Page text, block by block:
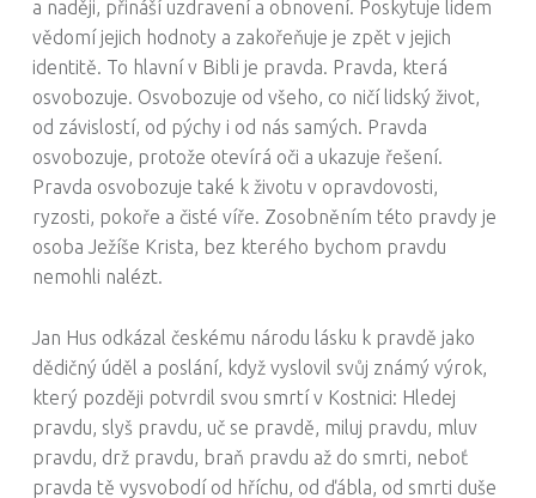
a naději, přináší uzdravení a obnovení. Poskytuje lidem
vědomí jejich hodnoty a zakořeňuje je zpět v jejich
identitě. To hlavní v Bibli je pravda. Pravda, která
osvobozuje. Osvobozuje od všeho, co ničí lidský život,
od závislostí, od pýchy i od nás samých. Pravda
osvobozuje, protože otevírá oči a ukazuje řešení.
Pravda osvobozuje také k životu v opravdovosti,
ryzosti, pokoře a čisté víře. Zosobněním této pravdy je
osoba Ježíše Krista, bez kterého bychom pravdu
nemohli nalézt.
Jan Hus odkázal českému národu lásku k pravdě jako
dědičný úděl a poslání, když vyslovil svůj známý výrok,
který později potvrdil svou smrtí v Kostnici: Hledej
pravdu, slyš pravdu, uč se pravdě, miluj pravdu, mluv
pravdu, drž pravdu, braň pravdu až do smrti, neboť
pravda tě vysvobodí od hříchu, od ďábla, od smrti duše